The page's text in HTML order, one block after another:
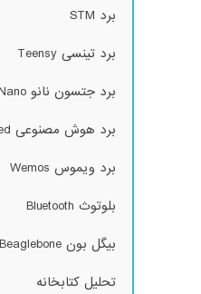
برد STM
برد تینسی Teensy
برد جتسون نانو Jetson Nano
برد هوش مصنوعی Sipeed
برد ویموس Wemos
بلوتوث Bluetooth
بیگل بون Beaglebone
تحلیل کتابخانه